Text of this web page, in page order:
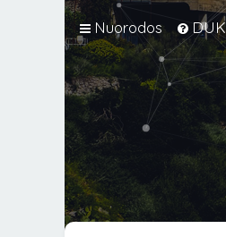
Nuorodos DUK